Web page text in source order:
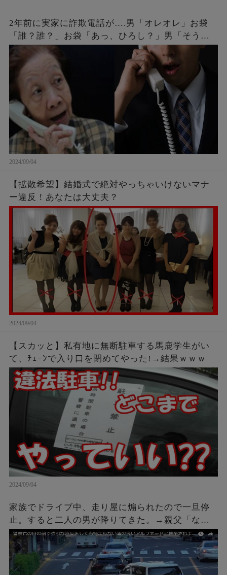
2年前に実家に詐欺電話が….男「オレオレ」お袋
「誰？誰？」お袋「あっ、ひろし？」男「そうだ
よ母さん、ひろしだよ」母の驚愕な破壊力のある
返しとはw
2024/09/04
【拡散希望】結婚式で絶対やっちゃいけないマナ
ー違反！あなたは大丈夫？
2024/09/04
【スカッと】私有地に無断駐車する馬鹿学生がい
て、ﾁｪｰﾝで入り口を閉めてやった!→結果ｗｗｗ
2024/09/04
家族でドライブ中、走り屋に煽られたので一旦停
止。すると二人の男が降りてきた。→親父「なん
や、なんかあったんかい？」こちらも車を降りて
話しかけに行った結果ｗｗｗ